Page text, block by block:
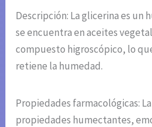
Descripción: La glicerina es
se encuentra en aceites
compuesto higroscópico, lo
retiene la humedad.
Propiedades farmacológicas:
propiedades humectantes,